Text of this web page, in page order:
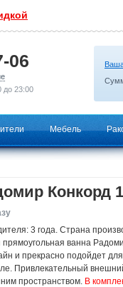
06
до 23:00
Мебель
Конкорд
3 года. Страна
ванна
и прекрасно подойдет
Привлекательный
пространством. В